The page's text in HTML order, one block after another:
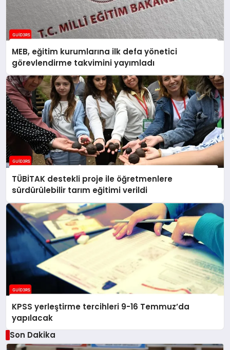
MEB, eğitim kurumlarına ilk defa yönetici
görevlendirme takvimini yayımladı
TÜBİTAK destekli proje ile öğretmenlere
sürdürülebilir tarım eğitimi verildi
KPSS yerleştirme tercihleri 9-16 Temmuz’da
yapılacak
Son Dakika